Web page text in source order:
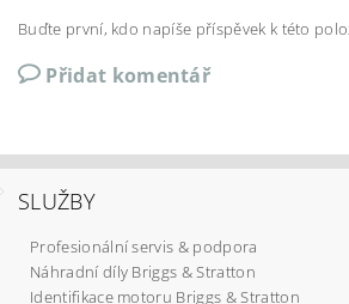
Buďte první, kdo napíše příspěvek k této
Přidat komentář
SLUŽBY
Profesionální servis & podpora
Náhradní díly Briggs & Stratton
Identifikace motoru Briggs & Stratton